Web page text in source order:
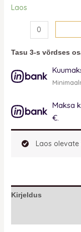
Laos
Tasu 3-s võrdses
Maksa
€.
Laos
Kirjeldus